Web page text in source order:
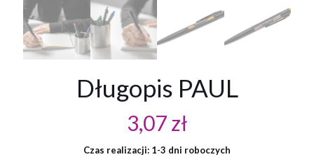
Długopis PAUL
3,07zł
Czas realizacji: 1-3 dni roboczych